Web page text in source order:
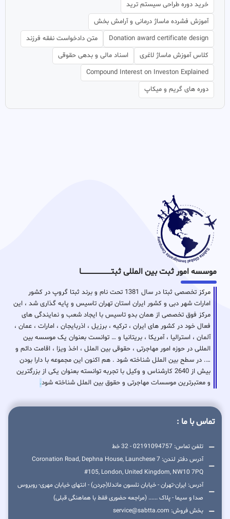
خرید دوره طراحی سیستم ترید
آموزش فشرده ماساژ درمانی و آرامش بخش
Donation award certificate design
متن دادخواست نفقه فرزند
کلاس آموزش ماساژ لاغری
اسناد مالی و بدهی حقوقی
Compound Interest on Investon Explained
دوره های گریم و میکاپ
موسسه امور ثبت بین المللی ثبتـــــــــــــــــــــــــــــا
مرکز تخصصی ثبتا در سال 1381 تحت نام و برند ثبتا گروپ در کشور
امارات شهر دبی و کشور ایران استان تهران تاسیس و پایه گذاری شد ، این
مرکز فوق تخصصی از همان بدو تاسیس با ایجاد شعب و نمایندگی های
فعال خود در کشور های ایران ، ترکیه ، برزیل ، اذربایجان ، امارات ، عمان ،
آلمان ، استرالیا ، آمریکا ، بریتانیا و … توانست بعنوان یک موسسه بین
المللی در حوزه امور مهاجرتی ، حقوقی بین الملل ، اخذ ویزا ، اقامت دائم و
…. در سطح بین الملل شناخته شود . هم اکنون این مجموعه با دارا بودن
بیش از 2640 کارشناس و وکیل با تجربه توانسته بعنوان یکی از بزرگترین
و معتبرترین موسسات مهاجرتی و حقوق بین الملل شناخته شود.
تماس با ما :
تلفن تماس: 02191094757 - 32 خط
آدرس دفتر لندن: 7 Coronation Road, Dephna House, Launchese
#105, London, United Kingdom, NW10 7PQ
آدرس: ایران-تهران - خیابان نلسون ماندلا(جردن) - انتهای خیابان مهری- روبروس
صدا و سیما - پلاک ...... (مراجعه حضوری فقط با هماهنگی قبلی)
بخش فروش: service@sabtta.com